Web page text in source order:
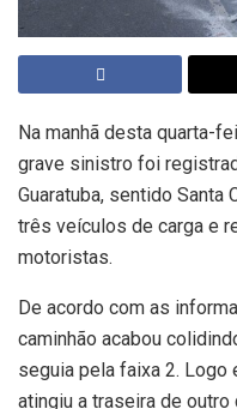
Na manhã desta quarta-
grave sinistro foi
Guaratuba, sentido Santa
três veículos de carga e
motoristas.
De acordo com as
caminhão acabou
seguia pela faixa 2. Logo
atingiu a traseira de